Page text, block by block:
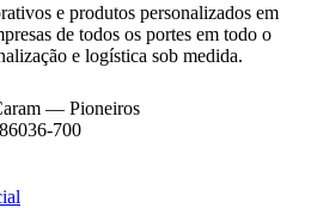
e produtos personalizados em
de todos os portes em todo o
e logística sob medida.
— Pioneiros
700